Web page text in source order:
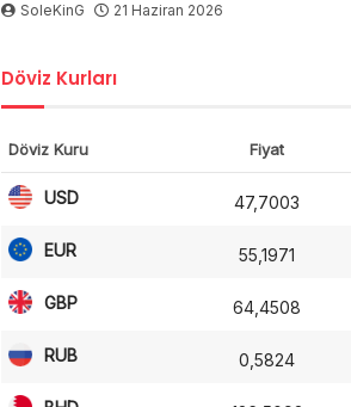
SoleKinG 21 Haziran 2026
Döviz Kurları
Döviz Kuru Fiyat
USD 47,7003
EUR 55,1971
GBP 64,4508
RUB 0,5824